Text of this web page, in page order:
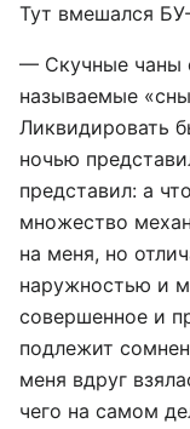
Тут вмешался
— Скучные чаны
называемые
Ликвидировать
ночью
представил: а
множество
на меня, но
наружностью и
совершенное и
подлежит
меня вдруг
чего на самом